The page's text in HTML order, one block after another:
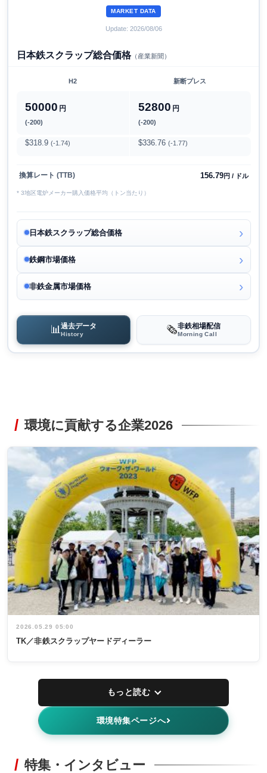
MARKET DATA
Update: 2026/08/06
日本鉄スクラップ総合価格（産業新聞）
H2 新断プレス
50000 円
(-200)
52800 円
(-200)
$318.9 (-1.74) $336.76 (-1.77)
換算レート (TTB) 156.79円 / ドル
* 3地区電炉メーカー購入価格平均（トン当たり）
日本鉄スクラップ総合価格
鉄鋼市場価格
非鉄金属市場価格
📊過去データ
History 🗞️非鉄相場配信
Morning Call
環境に貢献する企業2026
2026.05.29 05:00
TK／非鉄スクラップヤードディーラー
もっと読む
環境特集ページへ
特集・インタビュー